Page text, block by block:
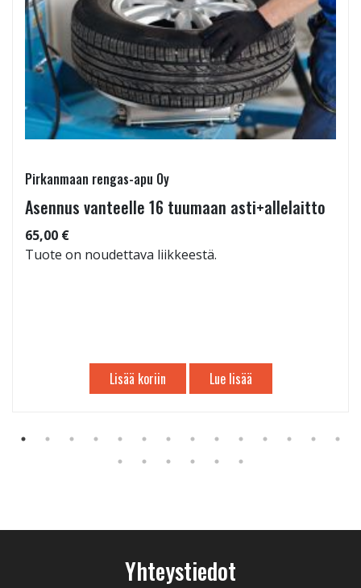
Pirkanmaan rengas-apu Oy
Asennus vanteelle 16 tuumaan asti+allelaitto
65,00 €
Tuote on noudettava liikkeestä.
Lisää koriin Lue lisää
Yhteystiedot